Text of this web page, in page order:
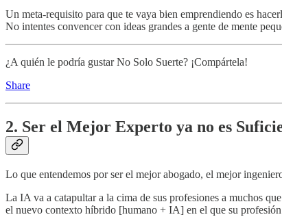
Un meta-requisito para que te vaya bien emprendiendo es
No intentes convencer con ideas grandes a gente de mente
¿A quién le podría gustar No Solo Suerte? ¡Compártela!
Share
2. Ser el Mejor Experto ya no es
Lo que entendemos por ser el mejor abogado, el mejor
La IA va a catapultar a la cima de sus profesiones a muchos
el nuevo contexto híbrido [humano + IA] en el que su